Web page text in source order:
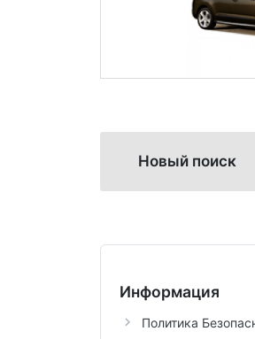
Новый поиск
Информация
Политика